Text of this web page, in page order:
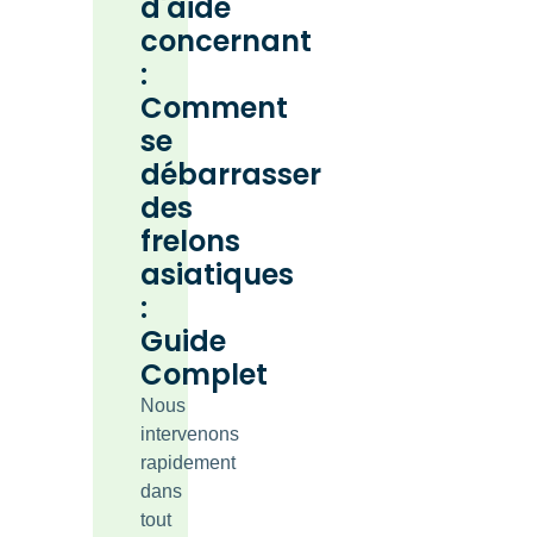
d'aide
concernant
:
Comment
se
débarrasser
des
frelons
asiatiques
:
Guide
Complet
Nous
intervenons
rapidement
dans
tout